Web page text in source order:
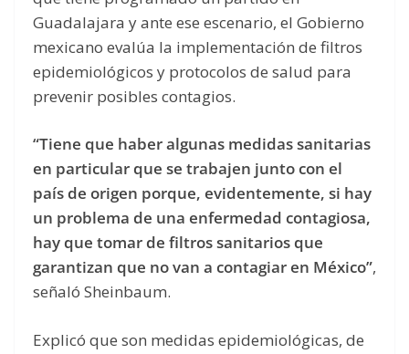
Guadalajara y ante ese escenario, el Gobierno
mexicano evalúa la implementación de filtros
epidemiológicos y protocolos de salud para
prevenir posibles contagios.
“Tiene que haber algunas medidas sanitarias
en particular que se trabajen junto con el
país de origen porque, evidentemente, si hay
un problema de una enfermedad contagiosa,
hay que tomar de filtros sanitarios que
garantizan que no van a contagiar en México”,
señaló Sheinbaum.
Explicó que son medidas epidemiológicas, de